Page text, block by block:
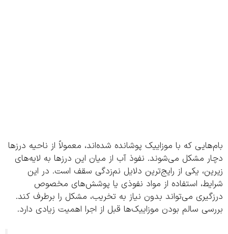
که با موزاییک پوشانده شده‌اند، معمولاً از ناحیه درزها
مشکل می‌شوند. نفوذ آب از میان این درزها به لایه‌های
یکی از رایج‌ترین دلایل نم‌زدگی سقف است. در این
استفاده از مواد نفوذی یا پوشش‌های مخصوص
می‌تواند بدون نیاز به تخریب، مشکل را برطرف کند.
سالم بودن موزاییک‌ها قبل از اجرا اهمیت زیادی دارد.